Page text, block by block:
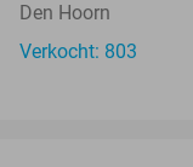
Den Hoorn
Verkocht: 803